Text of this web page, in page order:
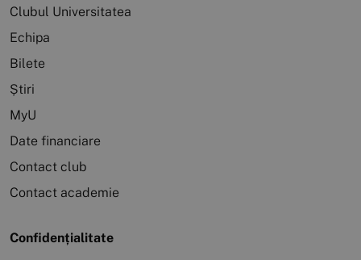
Clubul Universitatea
Echipa
Bilete
Știri
MyU
Date financiare
Contact club
Contact academie
Confidențialitate